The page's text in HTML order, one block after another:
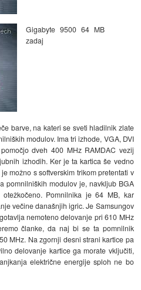
Gigabyte 9500 64 MB
zadaj
barve, na kateri se sveti hladilnik zlate
modulov. Ima tri izhode, VGA, DVI
dveh 400 MHz RAMDAC vezij
izhodih. Ker je ta kartica še vedno
možno s softverskim trikom pretentati v
pomnilniških modulov je, navkljub BGA
Pomnilnika je 64 MB, kar
večine današnjih igric. Je Samsungov
nemoteno delovanje pri 610 MHz
članke, da naj bi se ta pomnilnik
MHz. Na zgornji desni strani kartice pa
delovanje kartice ga morate vključiti,
električne energije sploh ne bo